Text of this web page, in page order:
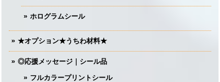
ホログラムシール
★オプション★うちわ材料★
◎応援メッセージ｜シール品
フルカラープリントシール